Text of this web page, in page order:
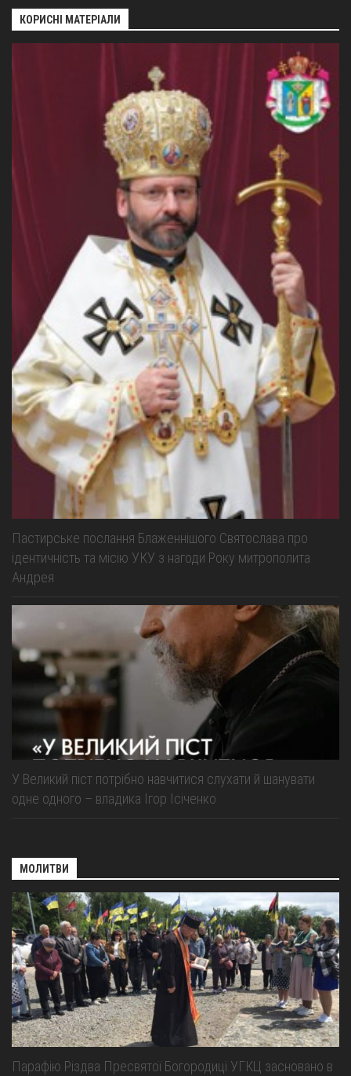
КОРИСНІ МАТЕРІАЛИ
Пастирське послання Блаженнішого Святослава про
ідентичність та місію УКУ з нагоди Року митрополита
Андрея
У Великий піст потрібно навчитися слухати й шанувати
одне одного – владика Ігор Ісіченко
МОЛИТВИ
Парафію Різдва Пресвятої Богородиці УГКЦ засновано в